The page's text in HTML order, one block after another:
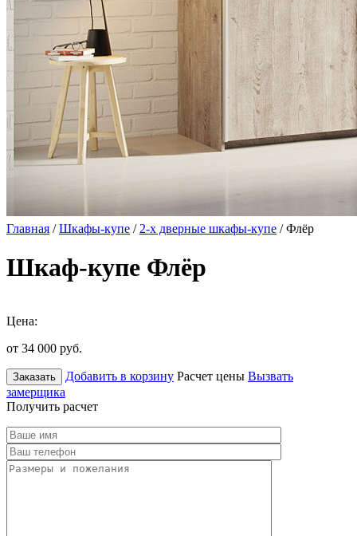
Главная /Шкафы-купе / 2-х дверные шкафы-купе / Флёр
Шкаф-купе Флёр
Цена:
от 34 000 руб.
Заказать Добавить в корзину Расчет цены Вызвать
замерщика
Получить расчет